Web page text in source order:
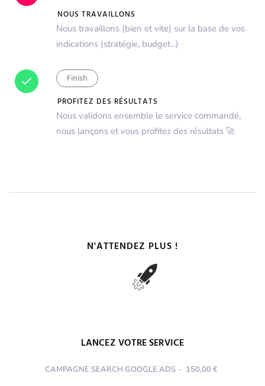
NOUS TRAVAILLONS
Nous travaillons (bien et vite) sur la base de vos
indications (stratégie, budget...)
Finish
PROFITEZ DES RÉSULTATS
Nous validons ensemble le service commandé,
nous lançons et vous profitez des résultats 🚀
N'ATTENDEZ PLUS !
LANCEZ VOTRE SERVICE
CAMPAGNE SEARCH GOOGLE ADS - 150,00 €